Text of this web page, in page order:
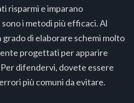
risparmi e imparano
i metodi più efficaci. Al
grado di elaborare schemi molto
progettati per apparire
difendervi, dovete essere
più comuni da evitare.